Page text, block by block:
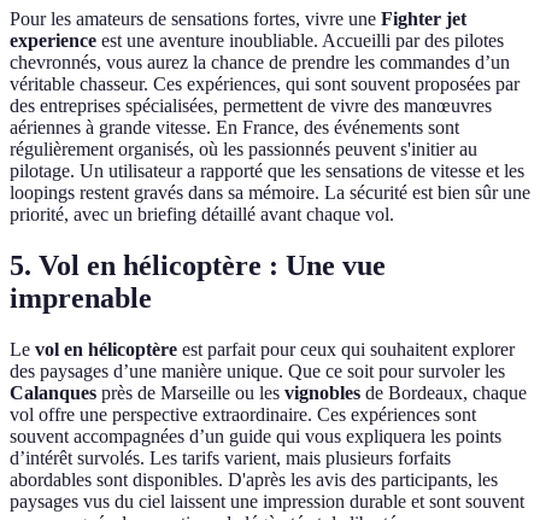
Pour les amateurs de sensations fortes, vivre une Fighter jet
experience est une aventure inoubliable. Accueilli par des pilotes
chevronnés, vous aurez la chance de prendre les commandes d’un
véritable chasseur. Ces expériences, qui sont souvent proposées par
des entreprises spécialisées, permettent de vivre des manœuvres
aériennes à grande vitesse. En France, des événements sont
régulièrement organisés, où les passionnés peuvent s'initier au
pilotage. Un utilisateur a rapporté que les sensations de vitesse et les
loopings restent gravés dans sa mémoire. La sécurité est bien sûr une
priorité, avec un briefing détaillé avant chaque vol.
5. Vol en hélicoptère : Une vue
imprenable
Le vol en hélicoptère est parfait pour ceux qui souhaitent explorer
des paysages d’une manière unique. Que ce soit pour survoler les
Calanques près de Marseille ou les vignobles de Bordeaux, chaque
vol offre une perspective extraordinaire. Ces expériences sont
souvent accompagnées d’un guide qui vous expliquera les points
d’intérêt survolés. Les tarifs varient, mais plusieurs forfaits
abordables sont disponibles. D'après les avis des participants, les
paysages vus du ciel laissent une impression durable et sont souvent